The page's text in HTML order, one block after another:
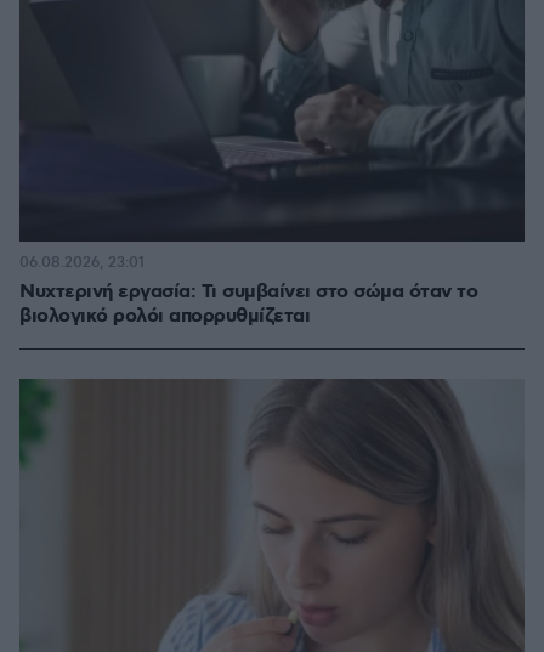
Νυχτερινή εργασία: Τι συμβαίνει στο σώμα όταν το
βιολογικό ρολόι απορρυθμίζεται
06.08.2026, 23:01